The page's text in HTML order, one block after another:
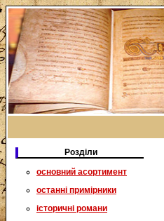
Розділи
основний асортимент
останні примірники
історичні романи